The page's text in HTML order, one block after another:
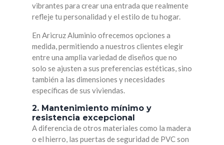
vibrantes para crear una entrada que realmente
refleje tu personalidad y el estilo de tu hogar.
En Aricruz Aluminio ofrecemos opciones a
medida, permitiendo a nuestros clientes elegir
entre una amplia variedad de diseños que no
solo se ajusten a sus preferencias estéticas, sino
también a las dimensiones y necesidades
específicas de sus viviendas.
2. Mantenimiento mínimo y
resistencia excepcional
A diferencia de otros materiales como la madera
o el hierro, las puertas de seguridad de PVC son